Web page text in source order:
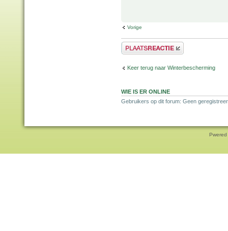
Vorige
Plaats een reactie
Keer terug naar Winterbescherming
WIE IS ER ONLINE
Gebruikers op dit forum: Geen